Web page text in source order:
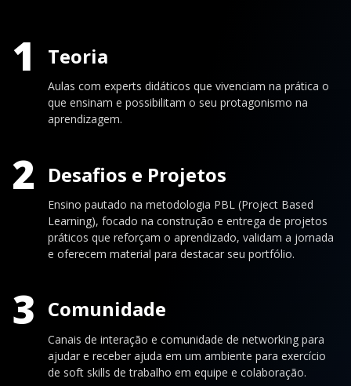
1 Teoria
Aulas com experts didáticos que vivenciam na prática o
que ensinam e possibilitam o seu protagonismo na
aprendizagem.
2 Desafios e Projetos
Ensino pautado na metodologia PBL (Project Based
Learning), focado na construção e entrega de projetos
práticos que reforçam o aprendizado, validam a jornada
e oferecem material para destacar seu portfólio.
3 Comunidade
Canais de interação e comunidade de networking para
ajudar e receber ajuda em um ambiente para exercício
de soft skills de trabalho em equipe e colaboração.